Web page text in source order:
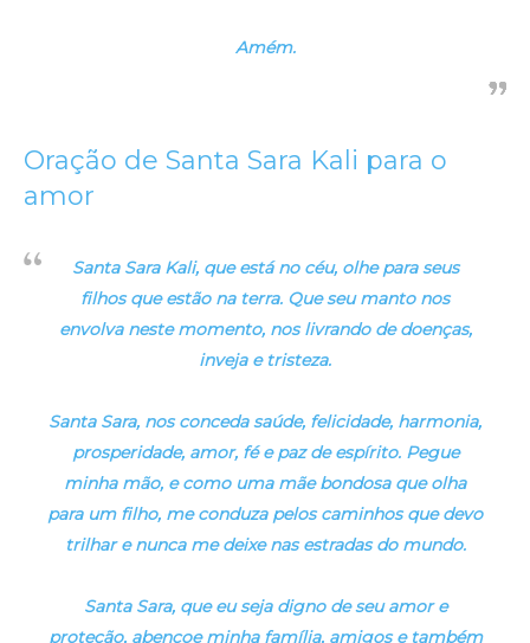
Amém.
Oração de Santa Sara Kali para o
amor
Santa Sara Kali, que está no céu, olhe para seus
filhos que estão na terra. Que seu manto nos
envolva neste momento, nos livrando de doenças,
inveja e tristeza.
Santa Sara, nos conceda saúde, felicidade, harmonia,
prosperidade, amor, fé e paz de espírito. Pegue
minha mão, e como uma mãe bondosa que olha
para um filho, me conduza pelos caminhos que devo
trilhar e nunca me deixe nas estradas do mundo.
Santa Sara, que eu seja digno de seu amor e
proteção, abençoe minha família, amigos e também